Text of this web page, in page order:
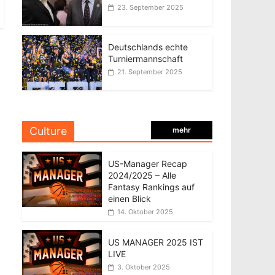
23. September 2025
Deutschlands echte
Turniermannschaft
21. September 2025
Culture mehr
US-Manager Recap
2024/2025 – Alle
Fantasy Rankings auf
einen Blick
14. Oktober 2025
US MANAGER 2025 IST
LIVE
3. Oktober 2025